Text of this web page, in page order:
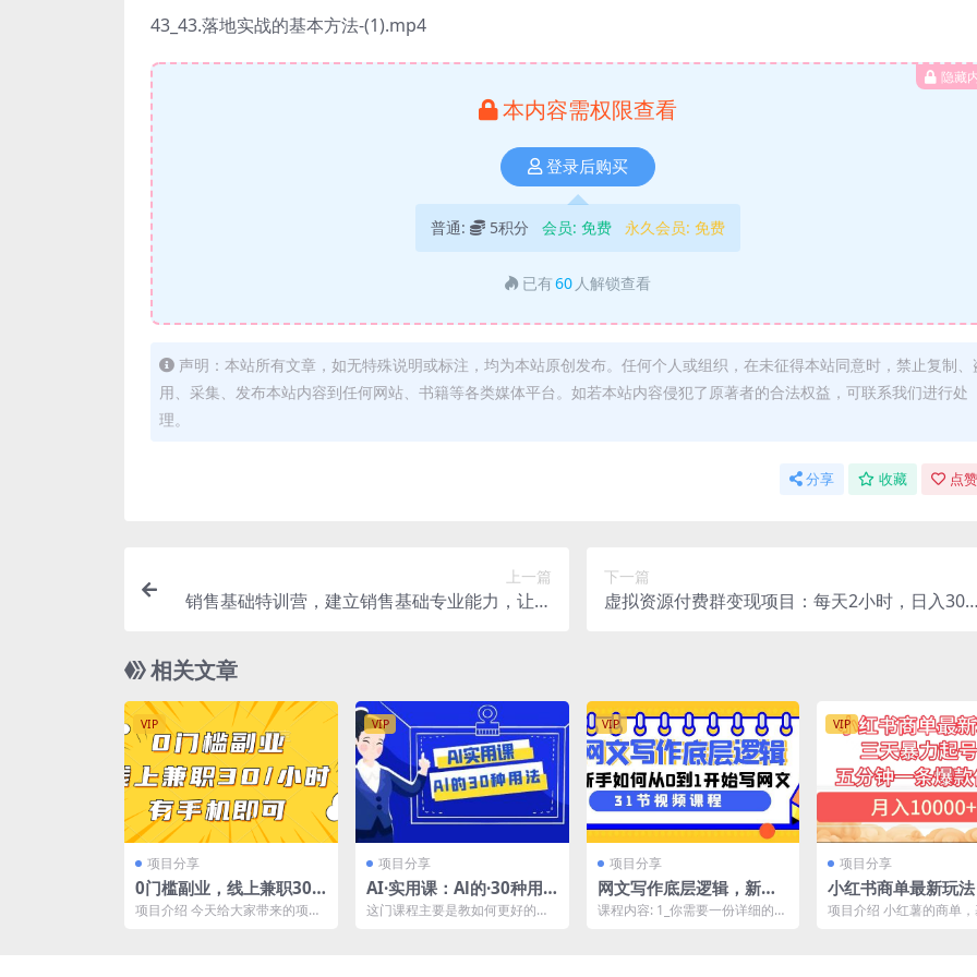
43_43.落地实战的基本方法-(1).mp4
隐藏
本内容需权限查看
登录后购买
普通: 5积分 会员: 免费 永久会员: 免费
已有60 人解锁查看
声明：本站所有文章，如无特殊说明或标注，均为本站原创发布。任何个人或组织，在未征得本站同意时，禁止复制、
用、采集、发布本站内容到任何网站、书籍等各类媒体平台。如若本站内容侵犯了原著者的合法权益，可联系我们进行处
理。
分享 收藏 点
上一篇
销售基础特训营，建立销售基础专业能力，让你
下一篇
虚拟资源付费群变现项目：每天2小时，日入300-
相关文章
VIP
项目分享
0门槛副业，线上兼职30
一小时，有手机即可
项目介绍 今天给大家带来的项目
VIP
项目分享
AI·实用课：Al的·30种用
法，工作效率提升数倍（3
这门课程主要是教如何更好的使
VIP
项目分享
网文写作底层逻辑，新手
如何从0到1开始写网文
课程内容: 1_你需要一份详细的题
VIP
项目分享
小红书商单最新玩法
暴力起号 5分钟一条
项目介绍 小红薯的商单，